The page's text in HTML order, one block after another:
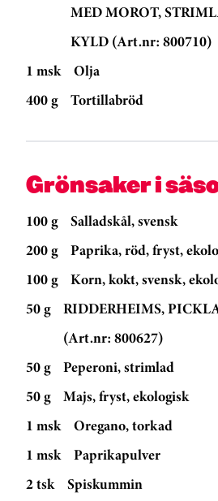
MED MOROT,
KYLD (Art.nr: 800710)
1 msk
Olja
400 g
Tortillabröd
Grönsaker i
100 g
Salladskål, svensk
200 g
Paprika, röd, fryst,
100 g
Korn, kokt, svensk,
50 g
RIDDERHEIMS,
(Art.nr: 800627)
50 g
Peperoni, strimlad
50 g
Majs, fryst, ekologisk
1 msk
Oregano, torkad
1 msk
Paprikapulver
2 tsk
Spiskummin